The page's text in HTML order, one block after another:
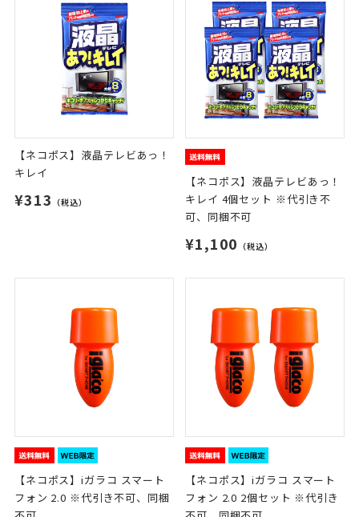
【ネコポス】液晶テレビあっ！
キレイ
¥313 （税込）
【ネコポス】液晶テレビあっ！
キレイ 4個セット ※代引き不
可、同梱不可
¥1,100 （税込）
【ネコポス】iガラコ スマート
フォン 2.0 ※代引き不可、同梱
【ネコポス】iガラコ スマート
フォン 2.0 2個セット ※代引き